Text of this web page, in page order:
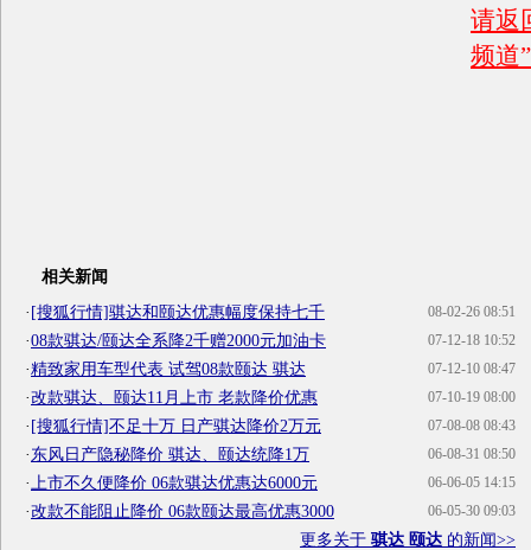
请返
频道”
相关新闻
08-02-26 08:51
·[搜狐行情]骐达和颐达优惠幅度保持七千
07-12-18 10:52
·08款骐达/颐达全系降2千赠2000元加油卡
07-12-10 08:47
·精致家用车型代表 试驾08款颐达 骐达
07-10-19 08:00
·改款骐达、颐达11月上市 老款降价优惠
07-08-08 08:43
·[搜狐行情]不足十万 日产骐达降价2万元
06-08-31 08:50
·东风日产隐秘降价 骐达、颐达统降1万
06-06-05 14:15
· 上市不久便降价 06款骐达优惠达6000元
06-05-30 09:03
·改款不能阻止降价 06款颐达最高优惠3000
更多关于 骐达 颐达 的新闻>>